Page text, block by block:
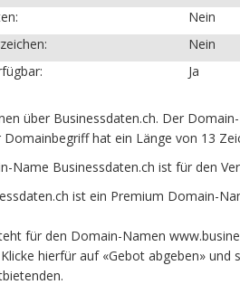
Nein
Nein
Ja
über Businessdaten.ch. Der
Domainbegriff hat ein Länge von 13
Name Businessdaten.ch ist für den
ist ein Premium Domain-
für den Domain-Namen
hierfür auf «Gebot abgeben»